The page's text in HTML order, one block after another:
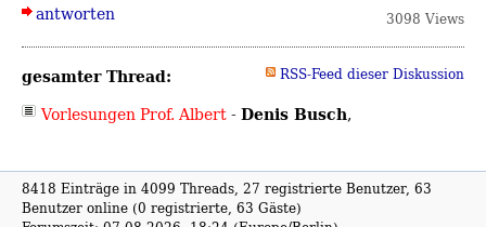
antworten 3098 Views
gesamter Thread: RSS-Feed dieser Diskussion
Vorlesungen Prof. Albert- Denis Busch,
8418 Einträge in 4099 Threads, 27 registrierte Benutzer, 63
Benutzer online (0 registrierte, 63 Gäste)